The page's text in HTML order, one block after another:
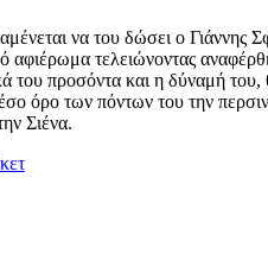
να του δώσει ο Γιάννης
αφιέρωμα τελειώνοντας
του προσόντα και η δύναμή
όρο των πόντων του την
Σιένα.